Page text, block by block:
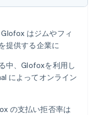
はジムやフィ
提供する企業に
中、Glofoxを利用し
によってオンライン
の支払い拒否率は